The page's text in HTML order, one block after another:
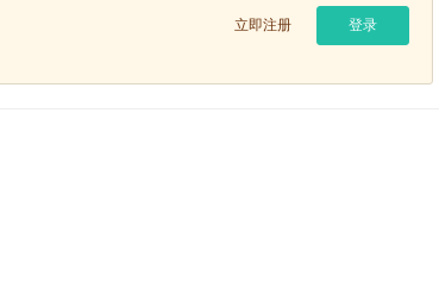
登录
立即注册